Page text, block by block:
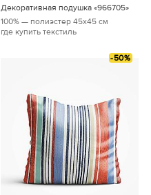
Декоративная подушка «966705»
100% — полиэстер45x45 см
где купить текстиль
-50%